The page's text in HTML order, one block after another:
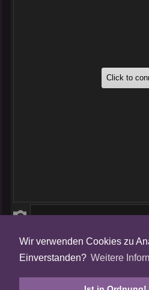
Wir verwenden Cookies zu
Einverstanden? Weitere
Folge
Tweets by AmalgamFansubs